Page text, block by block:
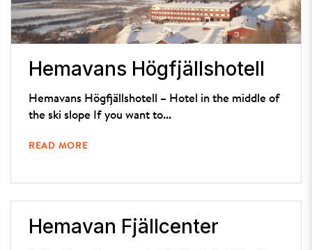
Hemavans Högfjällshotell
Hemavans Högfjällshotell – Hotel in the middle of
the ski slope If you want to...
READ MORE
Hemavan Fjällcenter